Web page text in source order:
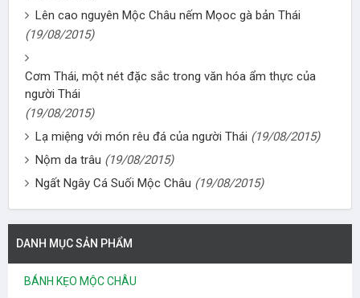
Lên cao nguyên Mộc Châu nếm Mọoc gà bản Thái
(19/08/2015)
Cơm Thái, một nét đặc sắc trong văn hóa ẩm thực của
người Thái
(19/08/2015)
Lạ miệng với món rêu đá của người Thái (19/08/2015)
Nộm da trâu (19/08/2015)
Ngất Ngây Cá Suối Mộc Châu (19/08/2015)
DANH MỤC SẢN PHẨM
BÁNH KẸO MỘC CHÂU